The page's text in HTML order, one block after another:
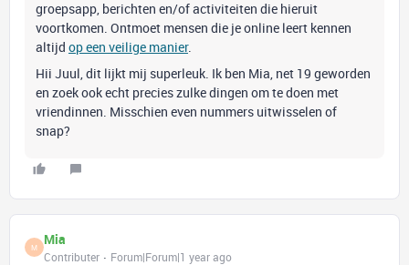
groepsapp, berichten en/of activiteiten die hieruit
voortkomen. Ontmoet mensen die je online leert kennen
altijd op een veilige manier.
Hii Juul, dit lijkt mij superleuk. Ik ben Mia, net 19 geworden
en zoek ook echt precies zulke dingen om te doen met
vriendinnen. Misschien even nummers uitwisselen of
snap?
M Mia
Contributer Forum|Forum|1 year ago